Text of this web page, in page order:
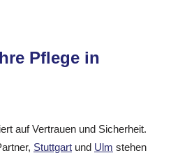
Pflege in
auf Vertrauen und Sicherheit.
Stuttgart und Ulm stehen